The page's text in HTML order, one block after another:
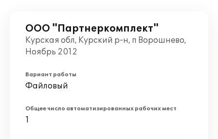
ООО "Партнеркомплект"
Курская обл, Курский р-н, п Ворошнево,
Ноябрь 2012
Вариант работы
Файловый
Общее число автоматизированных рабочих мест
1